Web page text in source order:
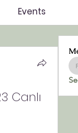
Events
Canlı